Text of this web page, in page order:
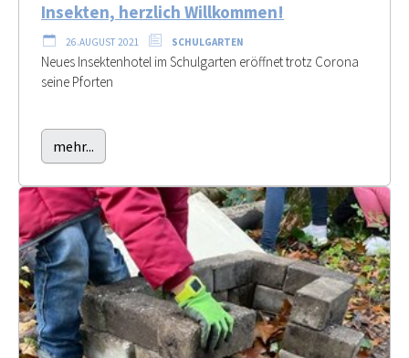
Insekten, herzlich Willkommen!
26.AUGUST 2021 SCHULGARTEN
Neues Insektenhotel im Schulgarten eröffnet trotz Corona
seine Pforten
mehr...